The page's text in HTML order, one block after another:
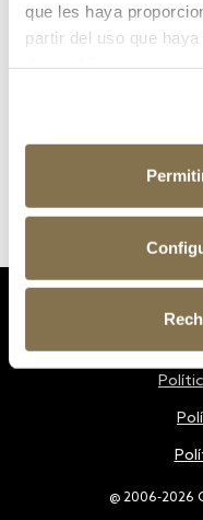
que les haya
partir del uso que
@ 2006-2026